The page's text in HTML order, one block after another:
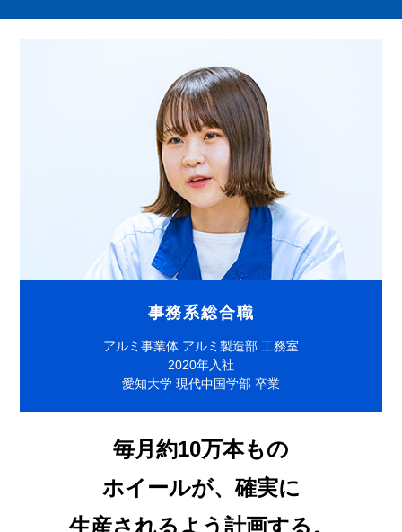
事務系総合職
アルミ事業体 アルミ製造部 工務室
2020年入社
愛知大学 現代中国学部 卒業
毎月約10万本もの
ホイールが、確実に
生産されるよう計画する。